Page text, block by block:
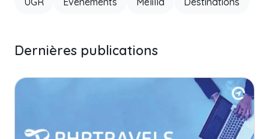
Dernières publications